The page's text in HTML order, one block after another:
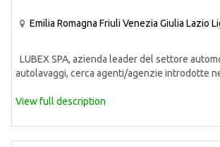
Emilia Romagna Friuli Venezia Giulia Lazio
LUBEX SPA, azienda leader del settore
autolavaggi, cerca agenti/agenzie introdotte
View full description